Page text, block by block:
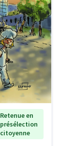
Retenue en
présélection
citoyenne